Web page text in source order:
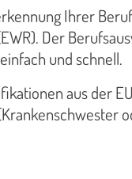
Ihrer
Der
und schnell.
aus der